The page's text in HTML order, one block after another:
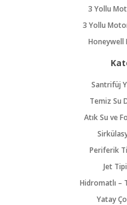
3 Yollu
3 Yollu
Honeywell
Santrifüj
Temiz Su
Atık Su ve
Periferik
Jet
Hidromatlı –
Yatay